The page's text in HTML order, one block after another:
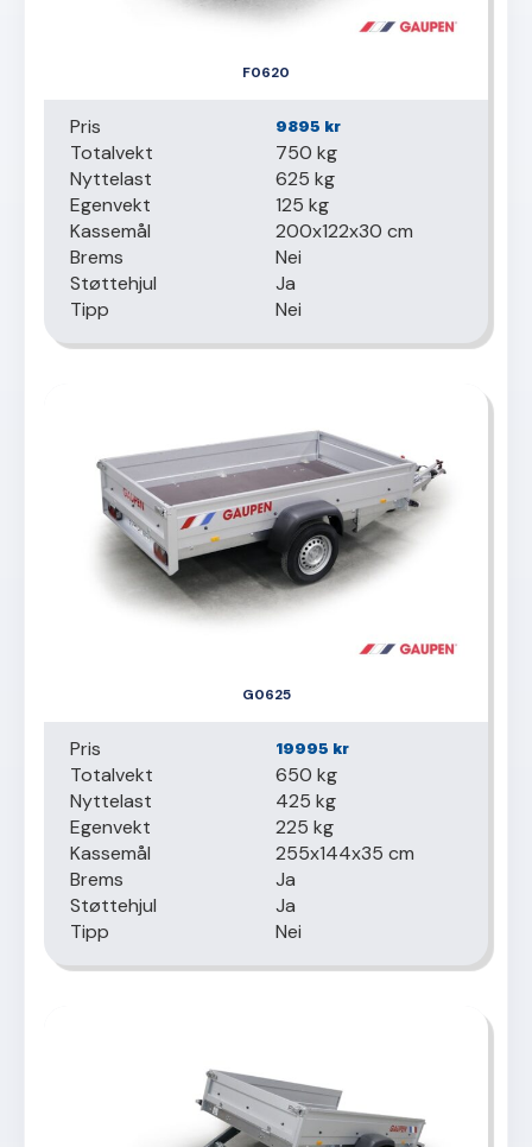
F0620
Pris 9895 kr
Totalvekt
750 kg
Nyttelast
625 kg
Egenvekt
125 kg
Kassemål
200x122x30 cm
Brems
Nei
Støttehjul
Ja
Tipp
Nei
G0625
Pris 19995 kr
Totalvekt
650 kg
Nyttelast
425 kg
Egenvekt
225 kg
Kassemål
255x144x35 cm
Brems
Ja
Støttehjul
Ja
Tipp
Nei